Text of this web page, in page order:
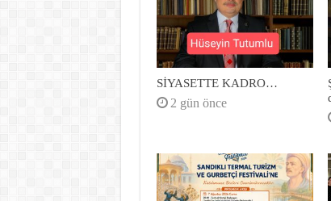
SİYASETTE KADRO…
2 gün önce